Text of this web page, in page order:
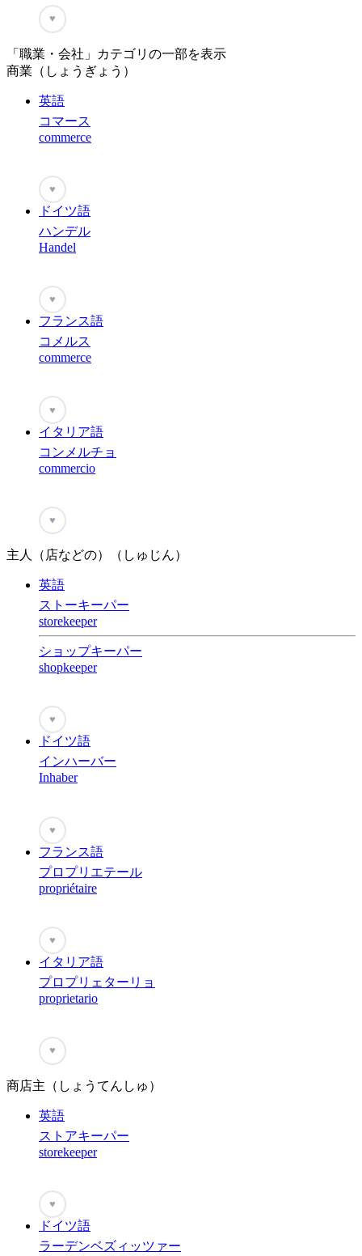
♥
「職業・会社」カテゴリの一部を表示
商業（しょうぎょう）
英語
コマース
commerce
♥
ドイツ語
ハンデル
Handel
♥
フランス語
コメルス
commerce
♥
イタリア語
コンメルチョ
commercio
♥
主人（店などの）（しゅじん）
英語
ストーキーパー
storekeeper
ショップキーパー
shopkeeper
♥
ドイツ語
インハーバー
Inhaber
♥
フランス語
プロプリエテール
propriétaire
♥
イタリア語
プロプリェターリョ
proprietario
♥
商店主（しょうてんしゅ）
英語
ストアキーパー
storekeeper
♥
ドイツ語
ラーデンベズィッツァー